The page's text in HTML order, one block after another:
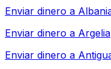
Enviar dinero a
Enviar dinero a Argelia
Enviar dinero a